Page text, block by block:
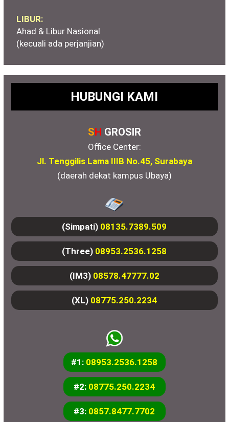
LIBUR:
Ahad & Libur Nasional
(kecuali ada perjanjian)
HUBUNGI KAMI
SH GROSIR
Office Center:
Jl. Tenggilis Lama IIIB No.45, Surabaya
(daerah dekat kampus Ubaya)
(Simpati) 08135.7389.509
(Three) 08953.2536.1258
(IM3) 08578.47777.02
(XL) 08775.250.2234
#1: 08953.2536.1258
#2: 08775.250.2234
#3: 0857.8477.7702